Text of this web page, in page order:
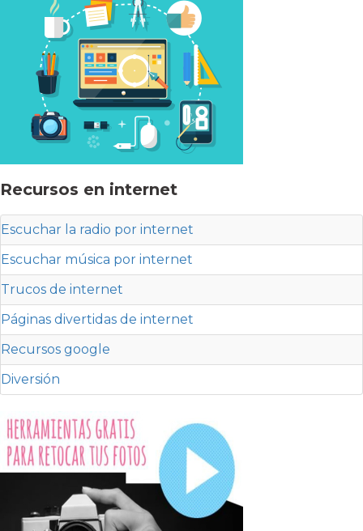
Recursos en internet
Escuchar la radio por internet
Escuchar música por internet
Trucos de internet
Páginas divertidas de internet
Recursos google
Diversión